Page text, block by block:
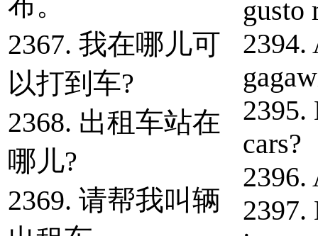
2367. 我在哪儿可
以打到车?
2368. 出租车站在
哪儿?
2369. 请帮我叫辆
gusto
2394.
2395.
cars?
2396.
2397.